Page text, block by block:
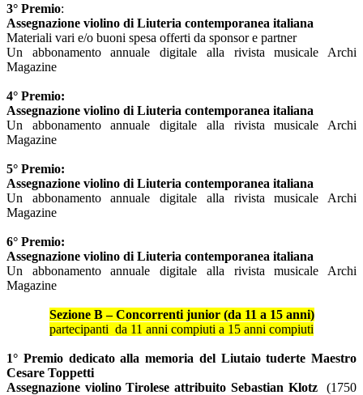
3° Premio:
Assegnazione violino di Liuteria contemporanea italiana
Materiali vari e/o buoni spesa offerti da sponsor e partner
Un abbonamento annuale digitale alla rivista musicale Archi
Magazine
4° Premio:
Assegnazione violino di Liuteria contemporanea italiana
Un abbonamento annuale digitale alla rivista musicale Archi
Magazine
5° Premio:
Assegnazione violino di Liuteria contemporanea italiana
Un abbonamento annuale digitale alla rivista musicale Archi
Magazine
6° Premio:
Assegnazione violino di Liuteria contemporanea italiana
Un abbonamento annuale digitale alla rivista musicale Archi
Magazine
Sezione B – Concorrenti junior (da 11 a 15 anni)
partecipanti da 11 anni compiuti a 15 anni compiuti
1° Premio dedicato alla memoria del Liutaio tuderte Maestro
Cesare Toppetti
Assegnazione violino Tirolese attribuito Sebastian Klotz
(1750